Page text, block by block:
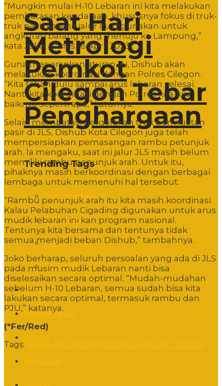
Saat Hari
Metrologi
Pemkot
Cilegon Tebar
Penghargaan
Trending Tags
Commentary
Featured
Event
Editorial
Politik
Pemerintahan
“Mungkin mulai H-10 Lebaran ini kita melakukan
pembatasan kendaraan, khususnya fokus di truk-
truk pasir karena jalur itu digunakan untuk
angkutan barang yang menuju ke Lampung,”
kata Joko, Kamis (6 April 2023).
Guna menerapkan aturan ini, Dishub akan
melakukan koordinasi dengan Polres Cilegon.
“Kita tahan dulu sampai arus lebaran selesai.
Nanti kita koordinasi dengan Polres kira-kira
baiknya seperti apa,” tuturnya.
Selain membatasi pergerakan truk bermuatan
pasir di JLS, Dishub Kota Cilegon juga telah
mempersiapkan pemasangan rambu petunjuk
arah. Ia mengaku, saat ini jalur JLS masih belum
memiliki rambu penunjuk arah. Untuk itu,
pihaknya masih berkoordinasi dengan berbagai
lembaga untuk memenuhi hal tersebut.
“Rambu penunjuk arah itu kita masih koordinasi.
Kalau Pelabuhan Cigading digunakan untuk arus
mudik lebaran ini kan program nasional.
Tentunya kita bersama dan tentunya tidak
semua menjadi beban Dishub,” tambahnya.
Joko berharap, seluruh persoalan yang ada di JLS
pada musim mudik Lebaran nanti bisa
diselesaikan secara optimal. “Mudah-mudahan
sebelum H-10 Lebaran, semua sudah bisa kita
lakukan secara optimal, termasuk rambu dan
PJU,” katanya.
(*Fer/Red)
Tags: